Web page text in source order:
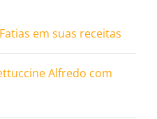
em suas receitas
Alfredo com